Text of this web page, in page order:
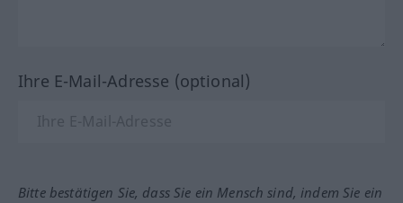
Ihre E-Mail-Adresse (optional)
Bitte bestätigen Sie, dass Sie ein Mensch sind, indem Sie ein